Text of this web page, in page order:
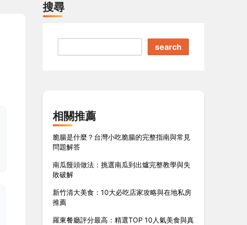
搜尋
search
相關推薦
脆腸是什麼？台灣小吃脆腸的完整指南與常見
問題解答
南瓜饅頭做法：挑選南瓜到出爐完整教學與失
敗破解
新竹清大美食：10大必吃店家攻略與在地私房
推薦
羅東餐廳評分最高：精選TOP 10人氣美食與真